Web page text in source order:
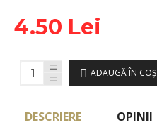
4.50 Lei
ADAUGĂ ÎN COŞ
DESCRIERE OPINII